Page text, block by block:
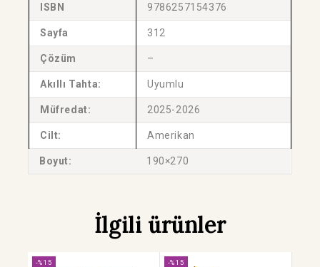
ISBN 9786257154376
Sayfa 312
Çözüm –
Akıllı Tahta: Uyumlu
Müfredat: 2025-2026
Cilt: Amerikan
Boyut: 190×270
İlgili ürünler
-%15 -%15